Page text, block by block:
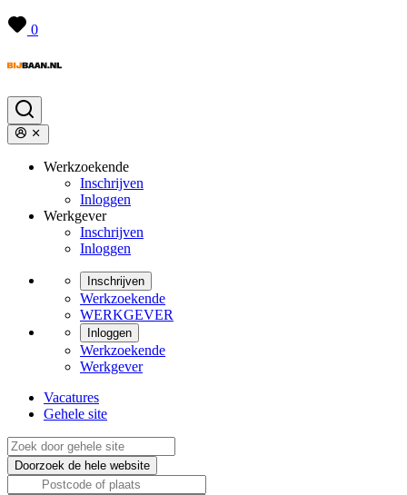
0
Werkzoekende
Inschrijven
Inloggen
Werkgever
Inschrijven
Inloggen
Inschrijven
Werkzoekende
WERKGEVER
Inloggen
Werkzoekende
Werkgever
Vacatures
Gehele site